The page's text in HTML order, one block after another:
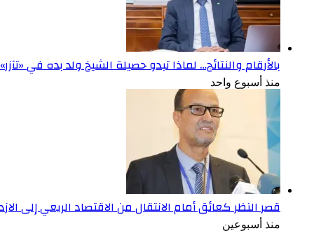
بالأرقام والنتائج… لماذا تبدو حصيلة الشيخ ولد بده في
منذ أسبوع واحد
قصر النظر كعائق أمام الانتقال من الاقتصاد الريعي إلى
منذ أسبوعين